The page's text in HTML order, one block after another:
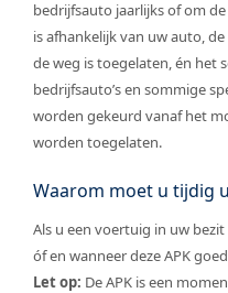
bedrijfsauto jaarlijks of om
is afhankelijk van uw auto,
de weg is toegelaten, én het
bedrijfsauto’s en sommige
worden gekeurd vanaf het
worden toegelaten.
Waarom moet u tijdig
Als u een voertuig in uw
óf en wanneer deze APK
Let op: De APK is een